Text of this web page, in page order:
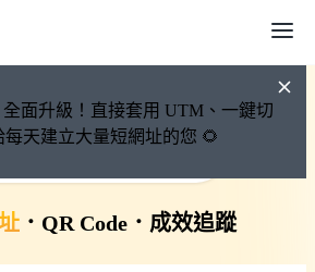
全面升級！直接套用 UTM、一鍵切
天建立大量短網址的您 🌻
短網址永久有效
． QR Code． 成效追蹤